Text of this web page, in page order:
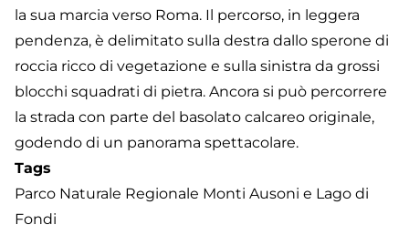
la sua marcia verso Roma. Il percorso, in leggera
pendenza, è delimitato sulla destra dallo sperone di
roccia ricco di vegetazione e sulla sinistra da grossi
blocchi squadrati di pietra. Ancora si può percorrere
la strada con parte del basolato calcareo originale,
godendo di un panorama spettacolare.
Tags
Parco Naturale Regionale Monti Ausoni e Lago di
Fondi